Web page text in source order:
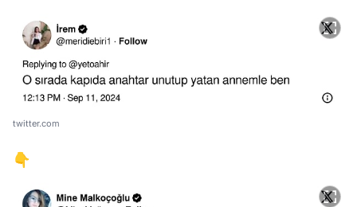
twitter.com
👇